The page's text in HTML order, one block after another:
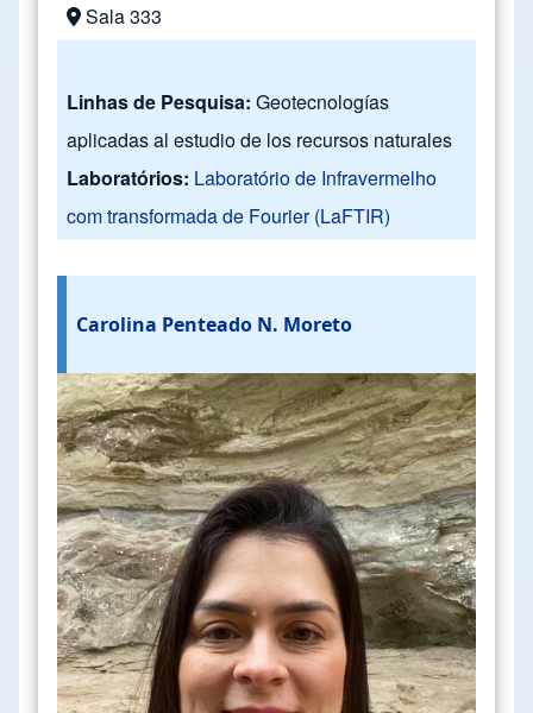
Sala 333
Linhas de Pesquisa: Geotecnologías
aplicadas al estudio de los recursos naturales
Laboratórios: Laboratório de Infravermelho
com transformada de Fourier (LaFTIR)
Carolina Penteado N. Moreto